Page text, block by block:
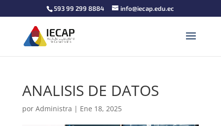
593 99 299 8884 info@iecap.edu.ec
ANALISIS DE DATOS
por Administra | Ene 18, 2025